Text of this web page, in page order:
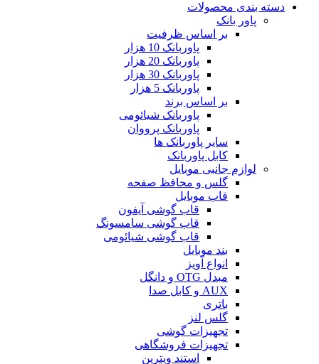
دسته بندی محصولات
پاور بانک
بر اساس ظرفیت
پاوربانک 10 هزار
پاوربانک 20 هزار
پاوربانک 30 هزار
پاوربانک 5 هزار
بر اساس برند
پاوربانک شیائومی
پاوربانک پرووان
سایر پاوربانک ها
کابل پاوربانک
لوازم جانبی موبایل
گلس و محافظ صفحه
قاب موبایل
قاب گوشی آیفون
قاب گوشی سامسونگ
قاب گوشی شیائومی
بند موبایل
انواع آویز
مبدل OTG و دانگل
AUX و کابل صدا
باتری
گلس لنز
تجهیزات گوشی
تجهیزات فروشگاهی
استند ویترین